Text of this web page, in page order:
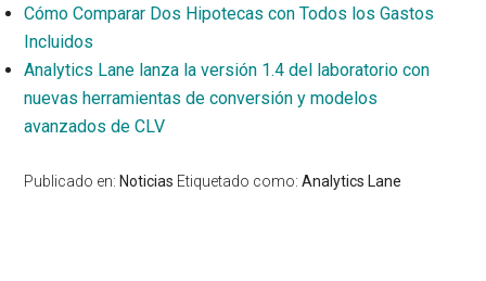
Cómo Comparar Dos Hipotecas con Todos los Gastos
Incluidos
Analytics Lane lanza la versión 1.4 del laboratorio con
nuevas herramientas de conversión y modelos
avanzados de CLV
Publicado en: Noticias Etiquetado como:Analytics Lane